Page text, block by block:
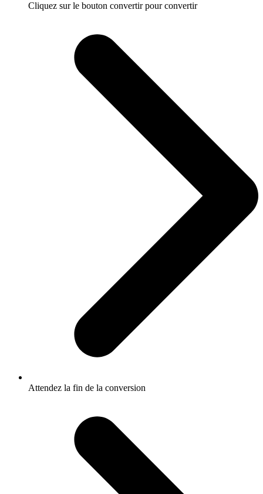
Cliquez sur le bouton convertir pour convertir
Attendez la fin de la conversion